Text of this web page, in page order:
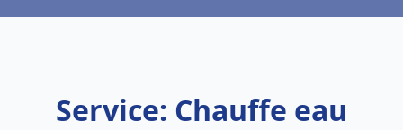
Service: Chauffe eau